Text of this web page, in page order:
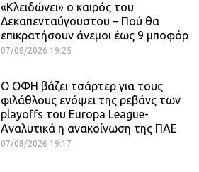
«Κλειδώνει» ο καιρός του
Δεκαπενταύγουστου – Πού θα
επικρατήσουν άνεμοι έως 9 μποφόρ
07/08/2026 19:25
Ο ΟΦΗ βάζει τσάρτερ για τους
φιλάθλους ενόψει της ρεβάνς των
playoffs του Europa League-
Αναλυτικά η ανακοίνωση της ΠΑΕ
07/08/2026 19:17